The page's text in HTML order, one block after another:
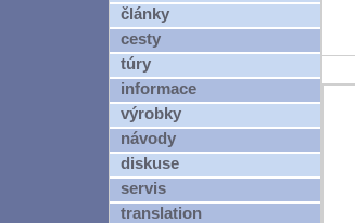
články
cesty
túry
informace
výrobky
návody
diskuse
servis
translation